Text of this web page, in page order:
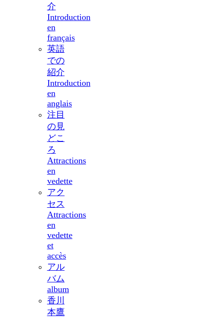
介
Introduction
en
français
英語
での
紹介
Introduction
en
anglais
注目
の見
どこ
ろ
Attractions
en
vedette
アク
セス
Attractions
en
vedette
et
accès
アル
バム
album
香川
本鷹